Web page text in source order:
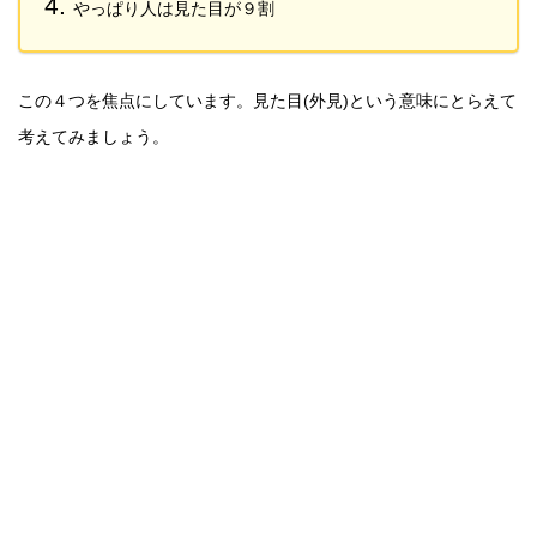
やっぱり人は見た目が９割
この４つを焦点にしています。
見た目(外見)という意味にとらえて
考えてみましょう。